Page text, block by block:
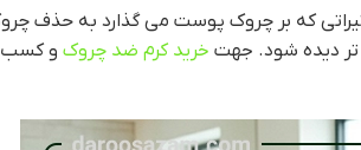
که بر چروک پوست می گذارد به
تر دیده شود. جهت خرید کرم ضد چروک و کسب